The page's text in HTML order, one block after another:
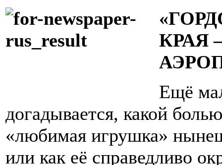
КРАЯ
Ещё
догадывается, какой
«любимая игрушка»
или как её справедливо